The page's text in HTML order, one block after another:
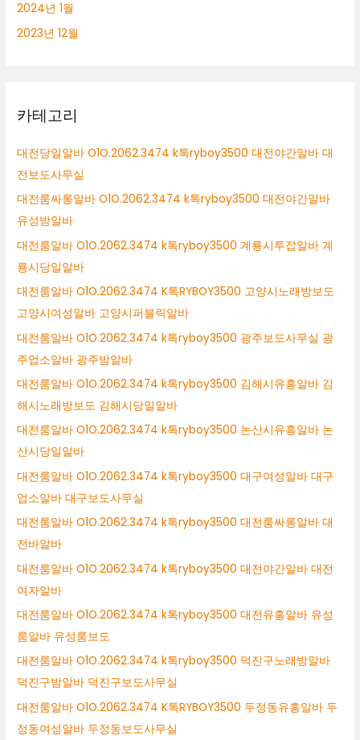
2024년 1월
2023년 12월
카테고리
대전당일알바 O1O.2062.3474 k톡ryboy3500 대전야간알바 대
전보도사무실
대전룸싸롱알바 O1O.2062.3474 k톡ryboy3500 대전야간알바
유성밤알바
대전룸알바 O1O.2062.3474 k톡ryboy3500 계룡시투잡알바 계
룡시당일알바
대전룸알바 O1O.2062.3474 K톡RYBOY3500 고양시노래방보도
고양시여성알바 고양시퍼블릭알바
대전룸알바 O1O.2062.3474 k톡ryboy3500 광주보도사무실 광
주업소알바 광주밤알바
대전룸알바 O1O.2062.3474 k톡ryboy3500 김해시유흥알바 김
해시노래방보도 김해시당일알바
대전룸알바 O1O.2062.3474 k톡ryboy3500 논산시유흥알바 논
산시당일알바
대전룸알바 O1O.2062.3474 k톡ryboy3500 대구여성알바 대구
업소알바 대구보도사무실
대전룸알바 O1O.2062.3474 k톡ryboy3500 대전룸싸롱알바 대
전바알바
대전룸알바 O1O.2062.3474 k톡ryboy3500 대전야간알바 대전
여자알바
대전룸알바 O1O.2062.3474 k톡ryboy3500 대전유흥알바 유성
룸알바 유성룸보도
대전룸알바 O1O.2062.3474 k톡ryboy3500 덕진구노래방알바
덕진구밤알바 덕진구보도사무실
대전룸알바 O1O.2062.3474 K톡RYBOY3500 두정동유흥알바 두
정동여성알바 두정동보도사무실